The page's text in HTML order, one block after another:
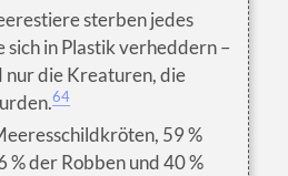
sterben jedes
sich in Plastik verheddern –
nur die Kreaturen, die
64
59 %
% der Robben und 40 %